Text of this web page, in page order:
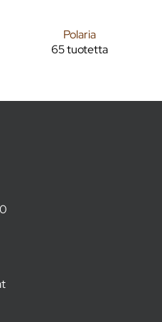
Polaria
65 tuotetta